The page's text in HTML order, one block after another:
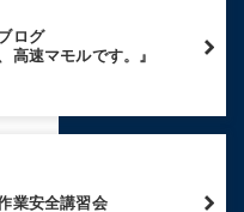
ログ
高速マモルです。』
業安全講習会